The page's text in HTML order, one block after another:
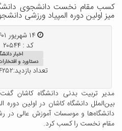
کسب مقام نخست دانشجوی
میز اولین دوره المپیاد ورزشی
کد : ۲۰۵۴۴
اخبار
دستاورد و
تعداد بازدید:۴۲۵۲
مدیر تربیت بدنی دانشگاه کاشان
بین‌الملل دانشگاه کاشان در اولین دوره
دانشگاه‌ها و موسسات آموزش عالی
مقام نخست را کسب کرد.